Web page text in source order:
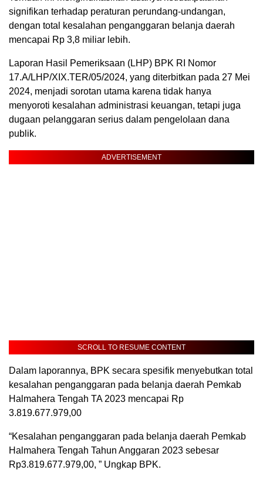
signifikan terhadap peraturan perundang-undangan,
dengan total kesalahan penganggaran belanja daerah
mencapai Rp 3,8 miliar lebih.
Laporan Hasil Pemeriksaan (LHP) BPK RI Nomor
17.A/LHP/XIX.TER/05/2024, yang diterbitkan pada 27 Mei
2024, menjadi sorotan utama karena tidak hanya
menyoroti kesalahan administrasi keuangan, tetapi juga
dugaan pelanggaran serius dalam pengelolaan dana
publik.
ADVERTISEMENT
SCROLL TO RESUME CONTENT
Dalam laporannya, BPK secara spesifik menyebutkan total
kesalahan penganggaran pada belanja daerah Pemkab
Halmahera Tengah TA 2023 mencapai Rp
3.819.677.979,00
“Kesalahan penganggaran pada belanja daerah Pemkab
Halmahera Tengah Tahun Anggaran 2023 sebesar
Rp3.819.677.979,00, ” Ungkap BPK.